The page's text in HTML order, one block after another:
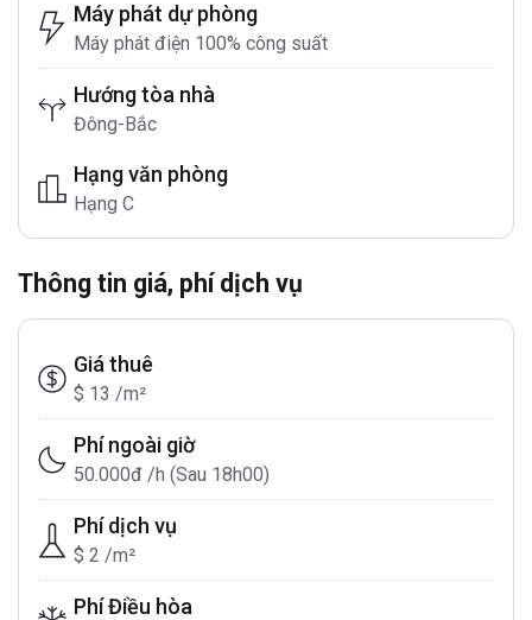
Máy phát dự phòng
Máy phát điện 100% công suất
Hướng tòa nhà
Đông-Bắc
Hạng văn phòng
Hạng C
Thông tin giá, phí dịch vụ
Giá thuê
$ 13 /m²
Phí ngoài giờ
50.000đ /h (Sau 18h00)
Phí dịch vụ
$ 2 /m²
Phí Điều hòa